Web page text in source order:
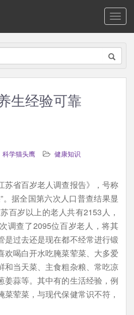
生经验可靠
科学猫头鹰 健康知识
苏省百岁老人调查报告》，号称
。据全国第六次人口普查结果显
百岁以上的老人共有2153人，
调查了2095位百岁老人，将其
是过去还是现在都不经常进行锻
欢喝白开水吃腌菜荤菜、大多爱
和当天菜、主食粗杂粮、常吃凉
姜蒜等。其中有的生活经验，例
荤菜，与现代保健常识不符，